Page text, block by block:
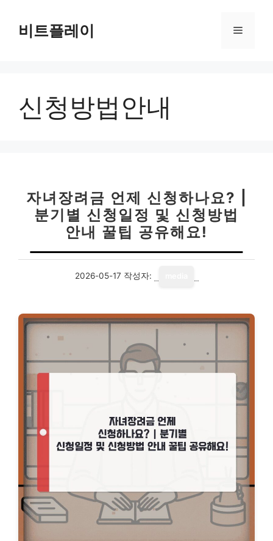
비트플레이 메
신청방법안내
자녀장려금 언제 신청하나요? |
분기별 신청일정 및 신청방법
안내 꿀팁 공유해요!
2026-05-17 작성자: